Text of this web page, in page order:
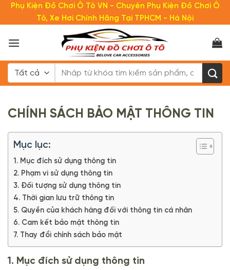
dung
Phụ Kiện Đồ Chơi Ô Tô VN - Chuyên Phụ Kiện Đồ Chơi Ô
Tô, Xe Hơi Chính Hãng Tại TPHCM - Hà Nội
Tìm
kiếm:
CHÍNH SÁCH BẢO MẬT THÔNG TIN
Mục lục:
1. Mục đích sử dụng thông tin
2. Phạm vi sử dụng thông tin
3. Đối tượng sử dụng thông tin
4. Thời gian lưu trữ thông tin
5. Quyền của khách hàng đối với thông tin cá nhân
6. Cam kết bảo mật thông tin
7. Thay đổi chính sách bảo mật
1. Mục đích sử dụng thông tin